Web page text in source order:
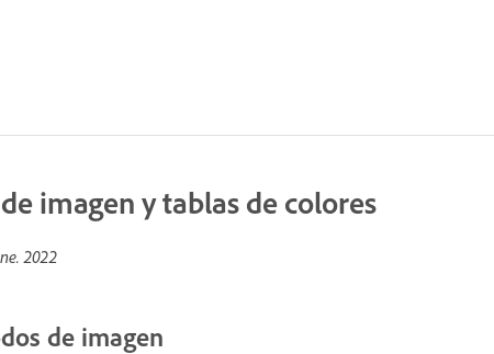
imagen y tablas de colores
2022
de imagen